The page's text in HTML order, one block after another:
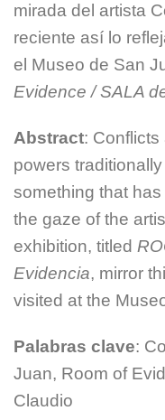
mirada del artista
reciente así lo
el Museo de San
Evidence / SALA
Abstract:
powers
something that
the gaze of the
exhibition, titled
Evidencia, mirror
visited at the
Palabras clave:
Juan, Room of
Claudio